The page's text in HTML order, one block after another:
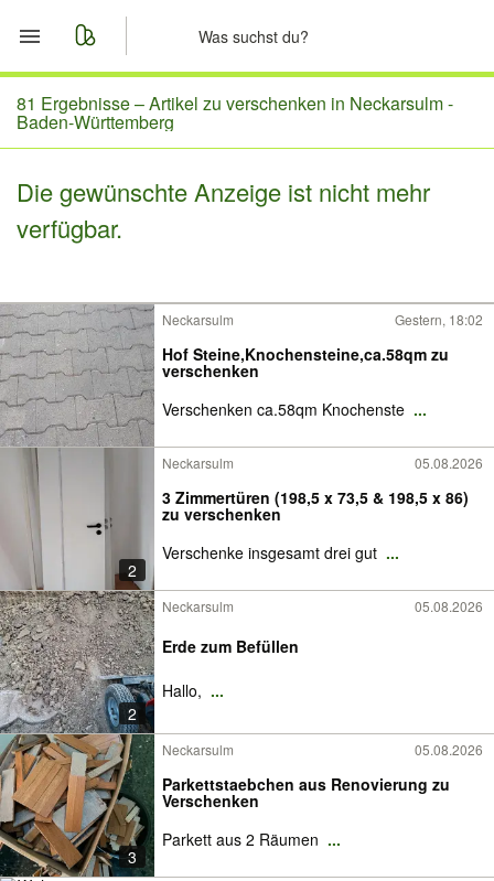
Start
Merkliste
Nachrichten
81 Ergebnisse –Artikel zu verschenken in Neckarsulm -
Baden-Württemberg
Die gewünschte Anzeige ist nicht mehr
verfügbar.
Neckarsulm Gestern, 18:02
Hof Steine,Knochensteine,ca.58qm zu
verschenken
Verschenken ca.58qm Knochenste ...
2
Neckarsulm 05.08.2026
3 Zimmertüren (198,5 x 73,5 & 198,5 x 86)
zu verschenken
Verschenke insgesamt drei gut ...
2
Neckarsulm 05.08.2026
Erde zum Befüllen
Hallo, ...
3
Neckarsulm 05.08.2026
Parkettstaebchen aus Renovierung zu
Verschenken
Parkett aus 2 Räumen ...